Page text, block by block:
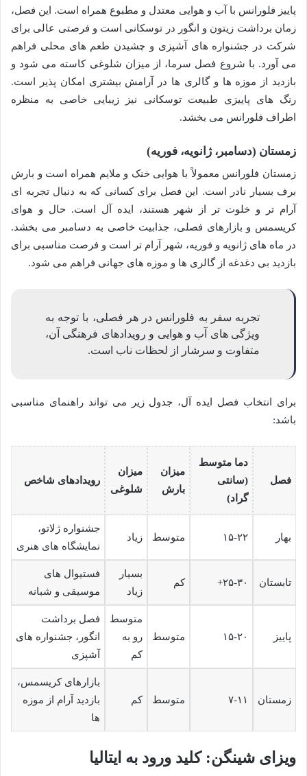
پاییز فلورانس با آب و هوایی معتدل و مطبوع همراه است. این فصل،
زمان برداشت زیتون و انگور در توسکانی است و فرصتی عالی برای
شرکت در جشنواره های آشپزی و چشیدن طعم های محلی فراهم
می آورد. با شروع فصل سرما، از میزان شلوغی کاسته می شود و
بازدید از موزه ها و گالری ها در آرامش بیشتری امکان پذیر است.
رنگ های پاییزی طبیعت توسکانی نیز زیبایی خاصی به منظره
اطراف فلورانس می بخشد.
زمستان (دسامبر، ژانویه، فوریه)
زمستان فلورانس معمولاً با هوایی خنک و ملایم همراه است و بارش
برف بسیار نادر است. این فصل برای کسانی که به دنبال تجربه ای
آرام تر و خلوت تر از شهر هستند، ایده آل است. حال و هوای
کریسمس و بازارهای فصلی، جذابیت خاصی به دسامبر می بخشد.
در ماه های ژانویه و فوریه، شهر آرام تر است و فرصت مناسبی برای
بازدید بی دغدغه از گالری ها و موزه های جهانی فراهم می شود.
تجربه سفر به فلورانس در هر فصلی، با توجه به
ویژگی های آب و هوایی و رویدادهای فرهنگی آن،
متفاوت و سرشار از لحظات ناب است.
برای انتخاب فصل ایده آل، جدول زیر می تواند راهنمای مناسبی
باشد:
فصل
دما متوسط
(سانتی
گراد)
میزان
بارش
میزان
شلوغی
رویدادهای شاخص
بهار ۱۵-۲۲ متوسط زیاد
جشنواره ژلاتو،
نمایشگاه های هنری
تابستان ۲۵-۳۰+ کم
بسیار
زیاد
فستیوال های
موسیقی و شبانه
پاییز ۱۵-۲۰ متوسط
متوسط
رو به
کم
فصل برداشت
انگور، جشنواره های
آشپزی
زمستان ۷-۱۱ متوسط کم
بازارهای کریسمس،
بازدید آرام از موزه
ها
ویزای شینگن: کلید ورود به ایتالیا